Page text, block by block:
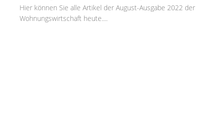
Hier können Sie alle Artikel der August-Ausgabe 2022 der
Wohnungswirtschaft heute....